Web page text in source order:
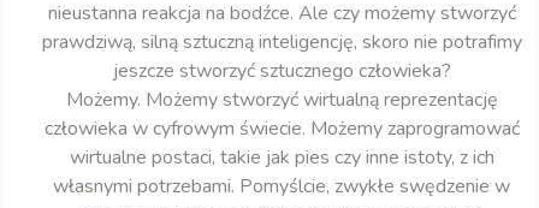
nieustanna reakcja na bodźce. Ale czy możemy stworzyć
prawdziwą, silną sztuczną inteligencję, skoro nie potrafimy
jeszcze stworzyć sztucznego człowieka?
Możemy. Możemy stworzyć wirtualną reprezentację
człowieka w cyfrowym świecie. Możemy zaprogramować
wirtualne postaci, takie jak pies czy inne istoty, z ich
własnymi potrzebami. Pomyślcie, zwykłe swędzenie w